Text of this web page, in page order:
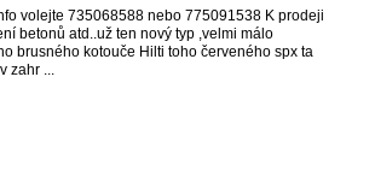
volejte 735068588 nebo 775091538 K prodeji
betonů atd..už ten nový typ ,velmi málo
brusného kotouče Hilti toho červeného spx ta
zahr ...